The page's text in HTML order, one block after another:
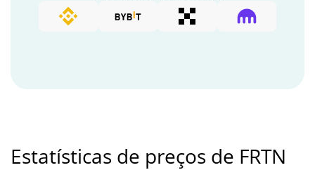
Estatísticas de preços de FRTN